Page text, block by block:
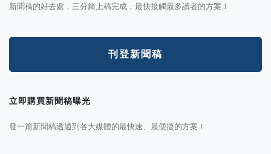
新聞稿的好去處，三分鐘上稿完成，最快接觸最多讀者的方案！
刊登新聞稿
立即購買新聞稿曝光
發一篇新聞稿透通到各大媒體的最快速、最便捷的方案！